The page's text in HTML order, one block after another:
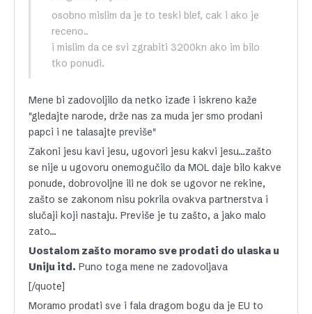
osobno mislim da je to teski blef, cak i ako je
receno..
i mislim da ce svi zgrabiti 3200kn ako im bilo
tko ponudi.
Mene bi zadovoljilo da netko izađe i iskreno kaže
"gledajte narode, drže nas za muda jer smo prodani
papci i ne talasajte previše"
Zakoni jesu kavi jesu, ugovori jesu kakvi jesu…zašto
se nije u ugovoru onemogučilo da MOL daje bilo kakve
ponude, dobrovoljne ili ne dok se ugovor ne rekine,
zašto se zakonom nisu pokrila ovakva partnerstva i
slučaji koji nastaju. Previše je tu zašto, a jako malo
zato…
Uostalom zašto moramo sve prodati do ulaska u
Uniju itd. Puno toga mene ne zadovoljava
[/quote]
Moramo prodati sve i fala dragom bogu da je EU to